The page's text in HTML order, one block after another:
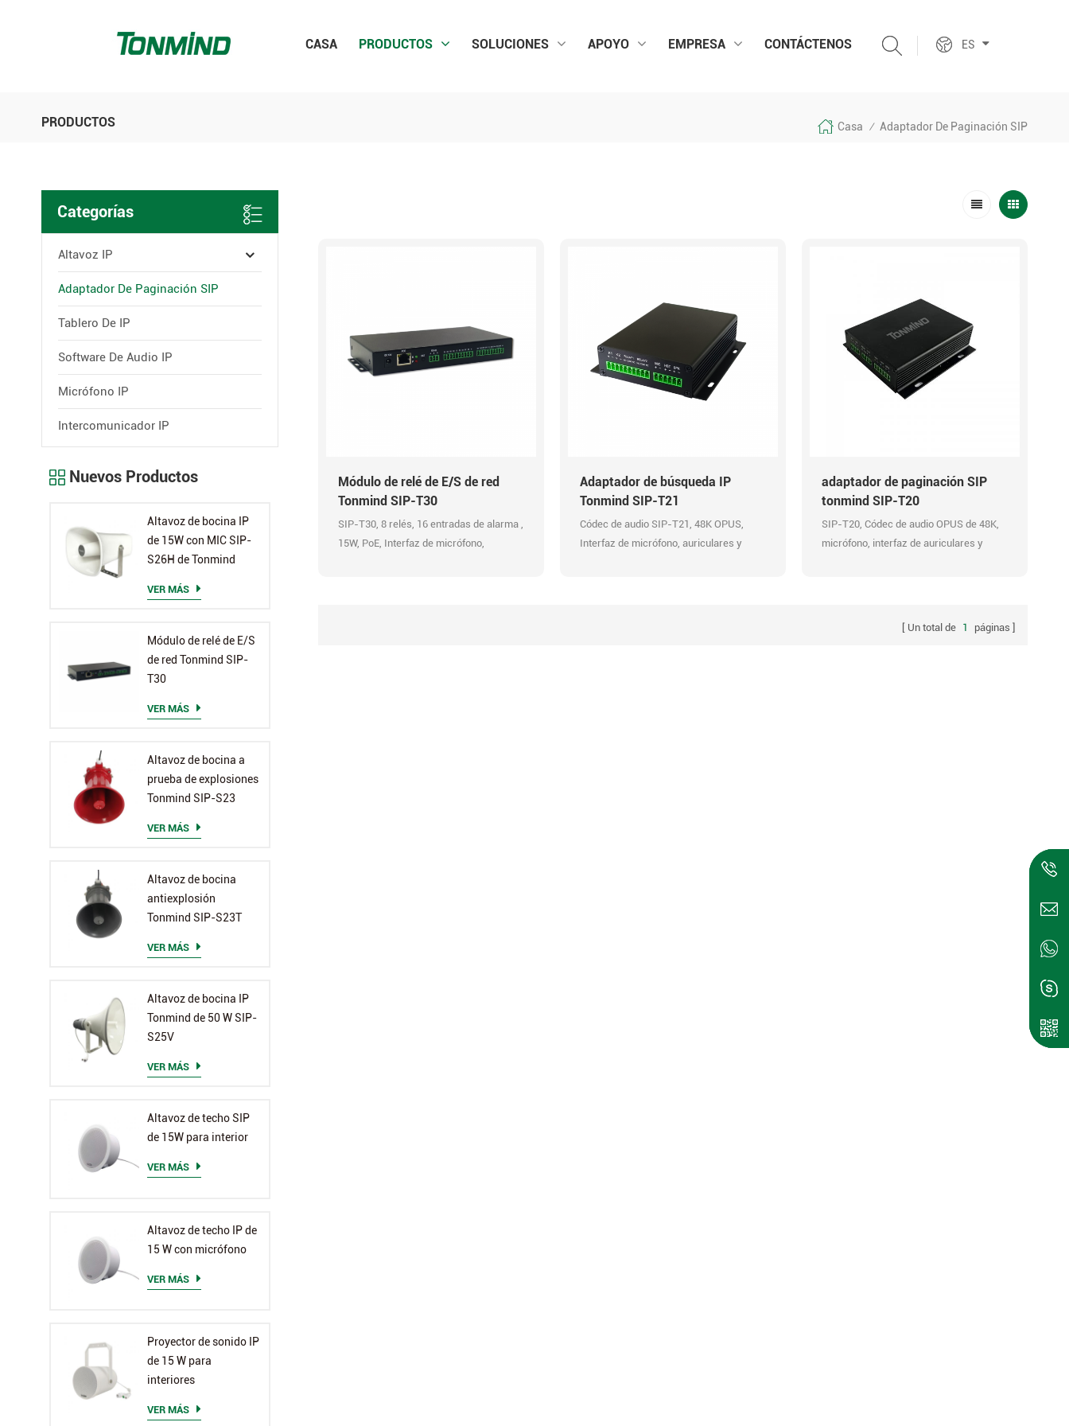
ES
CASA PRODUCTOS SOLUCIONES APOYO EMPRESA CONTÁCTENOS
PRODUCTOS Casa / Adaptador De Paginación SIP
Categorías
Altavoz IP
Adaptador De Paginación SIP
Tablero De IP
Software De Audio IP
Micrófono IP
Intercomunicador IP
Nuevos Productos
Altavoz de bocina IP
de 15W con MIC SIP-
S26H de Tonmind
VER MÁS
Módulo de relé de E/S
de red Tonmind SIP-
T30
VER MÁS
Altavoz de bocina a
prueba de explosiones
Tonmind SIP-S23
VER MÁS
Altavoz de bocina
antiexplosión
Tonmind SIP-S23T
VER MÁS
Altavoz de bocina IP
Tonmind de 50 W SIP-
S25V
VER MÁS
Altavoz de techo SIP
de 15W para interior
VER MÁS
Altavoz de techo IP de
15 W con micrófono
VER MÁS
Proyector de sonido IP
de 15 W para
interiores
VER MÁS
Módulo de relé de E/S de red
Tonmind SIP-T30
SIP-T30, 8 relés, 16 entradas de alarma ,
15W, PoE, Interfaz de micrófono,
Adaptador de búsqueda IP
Tonmind SIP-T21
Códec de audio SIP-T21, 48K OPUS,
Interfaz de micrófono, auriculares y
adaptador de paginación SIP
tonmind SIP-T20
SIP-T20, Códec de audio OPUS de 48K,
micrófono, interfaz de auriculares y
Un total de 1 páginas